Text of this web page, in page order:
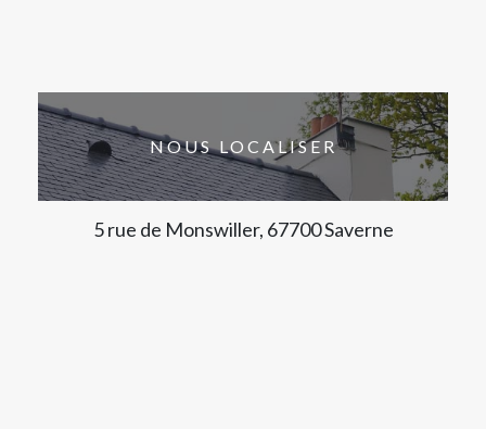
NOUS LOCALISER
5 rue de Monswiller, 67700 Saverne